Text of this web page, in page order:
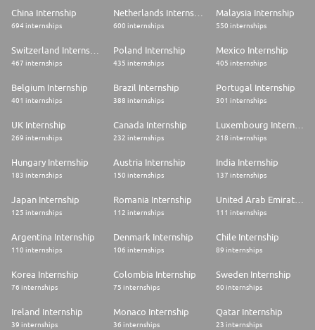
(obligatorio).
* En análisis y evaluación de riesgo crediticio para clientes corporativos,
financiamientos y asignación de ratings (obligatorio).
* En elaboración y presentación de propuestas de crédito ante Comités,
(obligatorio).
* Colaboración de equipos multidisciplinarios y entornos internacionales
Educación
Administración y/o Ing. Industrial, Financiera o afines (Obligatorio).
* Maestría (Deseable)
Conocimientos:
* En estructuras de financiamiento, covenants, documentación crediticia y
gestión de riesgos bajo marcos regulatorios y políticas internas
Idiomas
Habilidades técnicas
* Análisis e interpretación de Estados Financieros (Obligatorio)
* Proyecciones financieras (Obligatorio)
China Internship
694 internships 600 internships
Malaysia Internship
550 internships
467 internships
Poland Internship
435 internships
Mexico Internship
405 internships
Belgium Internship
401 internships
Brazil Internship
388 internships
Portugal Internship
301 internships
UK Internship
269 internships
Canada Internship
232 internships
Luxembourg Internship
218 internships
Hungary Internship
183 internships
Austria Internship
150 internships
India Internship
137 internships
Japan Internship
125 internships
Romania Internship
112 internships
United Arab Emirates Internship
111 internships
Argentina Internship
110 internships
Denmark Internship
106 internships
Chile Internship
89 internships
Korea Internship
76 internships
Colombia Internship
75 internships
Sweden Internship
60 internships
Ireland Internship
39 internships
Monaco Internship
36 internships
Qatar Internship
23 internships